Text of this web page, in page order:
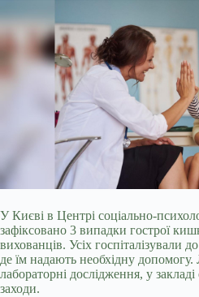
У Києві в Центрі соціально-
зафіксовано 3 випадки гострої
вихованців. Усіх госпіталізували
де їм надають необхідну допомогу.
лабораторні дослідження, у
заходи.